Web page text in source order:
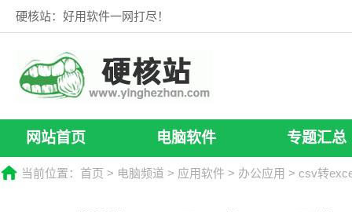
硬核站：好用软件一网打尽！
网站首页 电脑软件 专题汇总
当前位置： 首页 > 电脑频道 > 应用软件 > 办公应用 > csv转